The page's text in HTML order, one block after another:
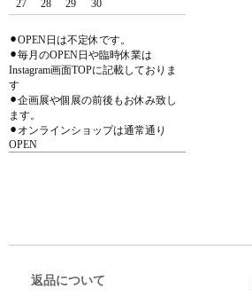
27
28 29 30
⚫︎OPEN日は不定休です。
⚫︎毎月のOPEN日や臨時休業は
Instagram画面TOPに記載しておりま
す
⚫︎企画展や個展の前後もお休み致し
ます。
⚫︎オンラインショップは通常通り
OPEN
返品について